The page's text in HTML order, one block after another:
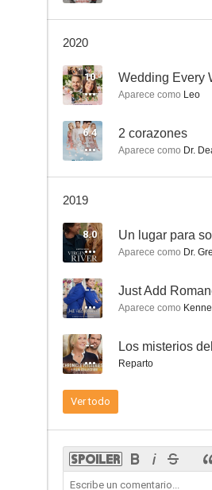
7.8
7.3
2020
10 Wedding Every
Aparece como Leo
6.4 2 corazones
Aparece como Dr.
2019
8.0 Un lugar para
Aparece como Dr.
-- Just Add
Aparece como
-- Los misterios
Reparto
Ver todo